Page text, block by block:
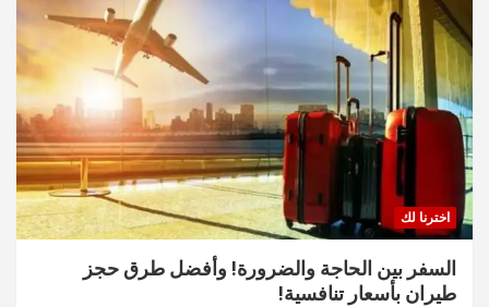
اخترنا لك
السفر بين الحاجة والضرورة! وأفضل طرق حجز
طيران بأسعار تنافسية!